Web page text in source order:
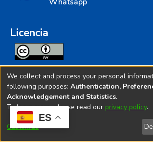
ES
Licencia
Todos los contenidos de
licenciados bajo
Creative Commoms License
© 2025. Instituto Nacional de Salud -
We collect and process your personal
following purposes: Authentication,
Acknowledgement and Statistics.
To learn more, please read our privacy policy.
Customize